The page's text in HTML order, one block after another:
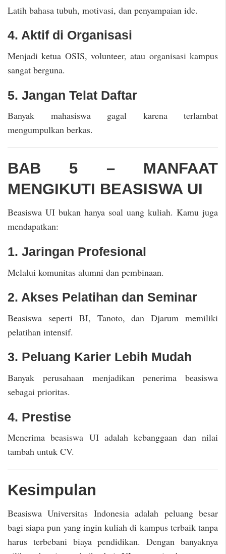
Latih bahasa tubuh, motivasi, dan penyampaian ide.
4. Aktif di Organisasi
Menjadi ketua OSIS, volunteer, atau organisasi kampus
sangat berguna.
5. Jangan Telat Daftar
Banyak mahasiswa gagal karena terlambat
mengumpulkan berkas.
BAB 5 – MANFAAT
MENGIKUTI BEASISWA UI
Beasiswa UI bukan hanya soal uang kuliah. Kamu juga
mendapatkan:
1. Jaringan Profesional
Melalui komunitas alumni dan pembinaan.
2. Akses Pelatihan dan Seminar
Beasiswa seperti BI, Tanoto, dan Djarum memiliki
pelatihan intensif.
3. Peluang Karier Lebih Mudah
Banyak perusahaan menjadikan penerima beasiswa
sebagai prioritas.
4. Prestise
Menerima beasiswa UI adalah kebanggaan dan nilai
tambah untuk CV.
Kesimpulan
Beasiswa Universitas Indonesia adalah peluang besar
bagi siapa pun yang ingin kuliah di kampus terbaik tanpa
harus terbebani biaya pendidikan. Dengan banyaknya